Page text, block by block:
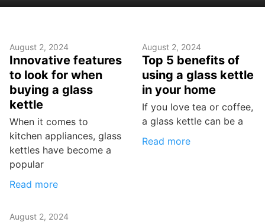
August 2, 2024
Innovative features
to look for when
buying a glass
kettle
When it comes to
kitchen appliances, glass
kettles have become a
popular
Read more
August 2, 2024
Top 5 benefits of
using a glass kettle
in your home
If you love tea or coffee,
a glass kettle can be a
Read more
August 2, 2024